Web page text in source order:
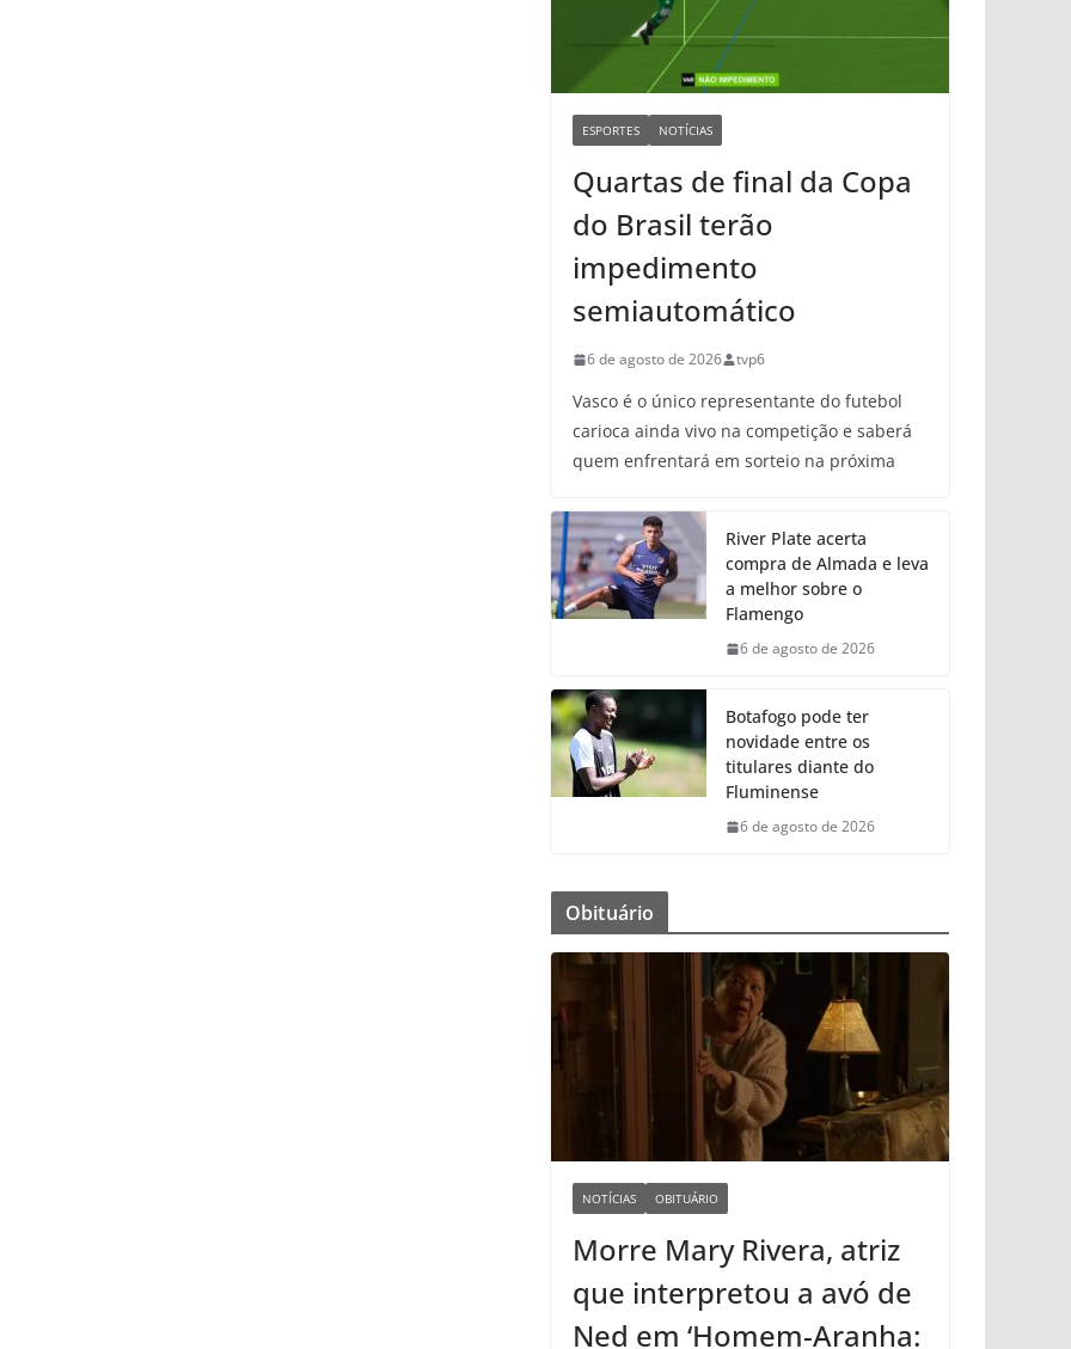
ESPORTES NOTÍCIAS
Quartas de final da Copa
do Brasil terão
impedimento
semiautomático
6 de agosto de 2026 tvp6
Vasco é o único representante do futebol
carioca ainda vivo na competição e saberá
quem enfrentará em sorteio na próxima
River Plate acerta
compra de Almada e leva
a melhor sobre o
Flamengo
6 de agosto de 2026
Botafogo pode ter
novidade entre os
titulares diante do
Fluminense
6 de agosto de 2026
Obituário
NOTÍCIAS OBITUÁRIO
Morre Mary Rivera, atriz
que interpretou a avó de
Ned em ‘Homem-Aranha: